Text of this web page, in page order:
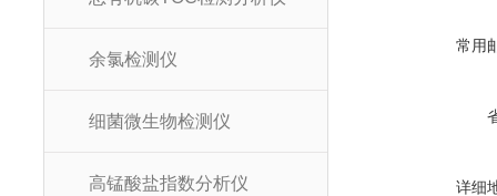
余氯检测仪
细菌微生物检测仪
高锰酸盐指数分析仪
常用
详细